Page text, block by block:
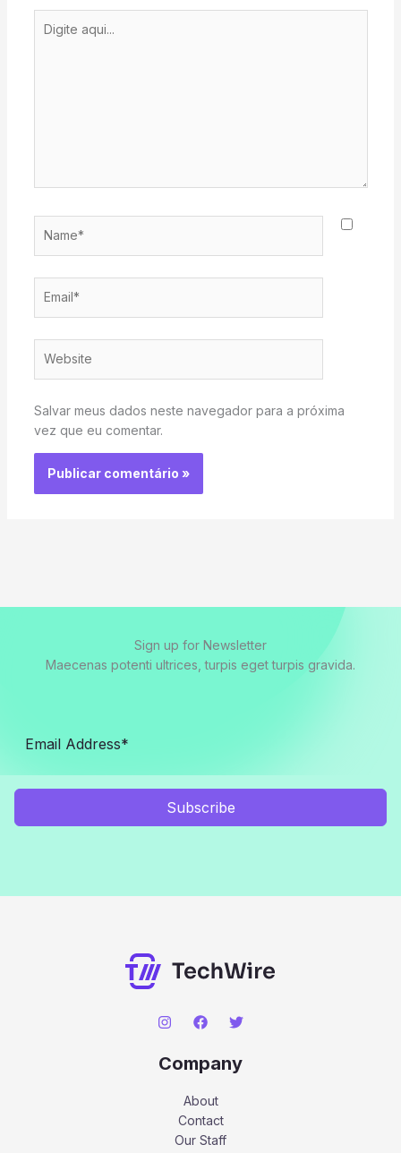
aqui...
Salvar meus dados neste navegador para a próxima
vez que eu comentar.
Sign up for Newsletter
Maecenas potenti ultrices, turpis eget turpis gravida.
Subscribe
Company
About
Contact
Our Staff